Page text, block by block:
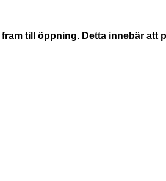
till öppning. Detta innebär